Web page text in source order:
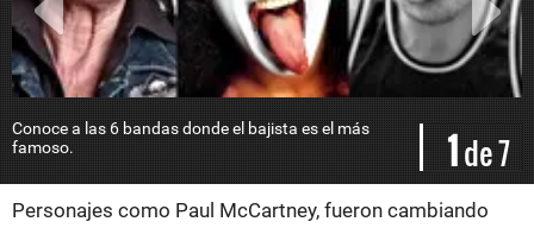
Conoce a las 6 bandas donde el bajista es el más
famoso.
1de 7
Personajes como Paul McCartney, fueron cambiando